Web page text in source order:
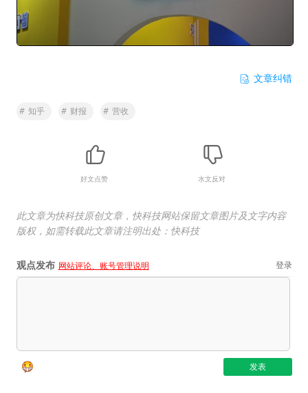
文章纠错
# 知乎 # 财报 # 营收
好文点赞 水文反对
此文章为快科技原创文章，快科技网站保留文章图片及文字内容
版权，如需转载此文章请注明出处：快科技
观点发布 网站评论、账号管理说明 登录